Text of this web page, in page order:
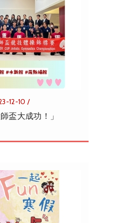
12-10 /
盃大成功！」